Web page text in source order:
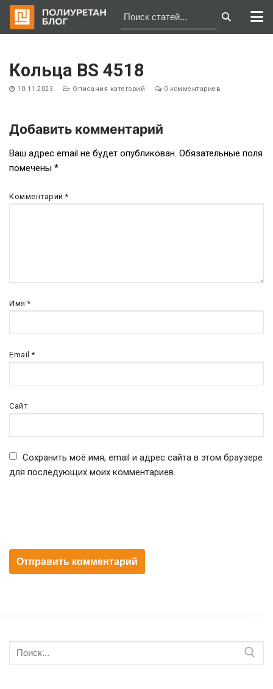
содержимому
Кольца BS 4518
10.11.2023 Описания категорий 0 комментариев
Навигация
по
записям
Добавить комментарий
Ваш адрес email не будет опубликован. Обязательные поля
помечены *
Комментарий*
Имя*
Email*
Сайт
Сохранить моё имя, email и адрес сайта в этом браузере
для последующих моих комментариев.
Искать: